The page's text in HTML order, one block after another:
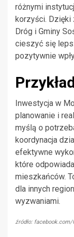
różnymi
korzyści. Dzięki
Dróg i Gminy
cieszyć się
pozytywnie
Inwestycja w
planowanie i
myślą o
koordynacja
efektywne
które
mieszkańców.
dla innych
wyzwaniami.
źródło: